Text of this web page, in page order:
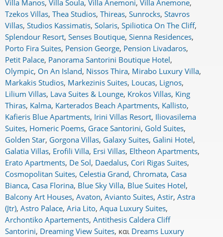
Villa Manos, Villa Soula, Villa Anemoni, Villa Anemone,
Tzekos Villas, Thea Studios, Thireas, Sunrocks, Stavros
Villas, Studios Kassimatis, Solaris, Spiliotica On The Cliff,
Splendour Resort, Senses Boutique, Sienna Residences,
Porto Fira Suites, Pension George, Pension Livadaros,
Petit Palace, Panorama Santorini Boutique Hotel,
Olympic, On An Island, Nissos Thira, Mirabo Luxury Villa,
Markakis Studios, Markezinis Suites, Loucas, Lignos,
Lilium Villas, Lava Suites & Lounge, Krokos Villas, King
Thiras, Kalma, Karterados Beach Apartments, Kallisto,
Kafieris Blue Apartments, Irini Villas Resort, Iliovasilema
Suites, Homeric Poems, Grace Santorini, Gold Suites,
Golden Star, Gorgona Villas, Galaxy Suites, Galini Hotel,
Galatia Villas, Erofili Villa, Ersi Villas, Eltheon Apartments,
Erato Apartments, De Sol, Daedalus, Cori Rigas Suites,
Cosmopolitan Suites, Celestia Grand, Chromata, Casa
Bianca, Casa Florina, Blue Sky Villa, Blue Suites Hotel,
Balcony Art Houses, Avaton, Avianto Suites, Astir, Astra
(Jtr), Astro Palace, Aria Lito, Aqua Luxury Suites,
Archontiko Apartements, Antithesis Caldera Cliff
Santorini, Dreaming View Suites, και Dreams Luxury